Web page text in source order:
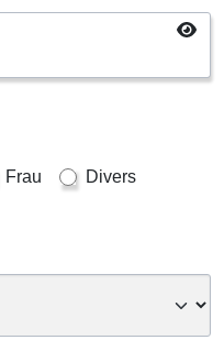
Frau
Divers